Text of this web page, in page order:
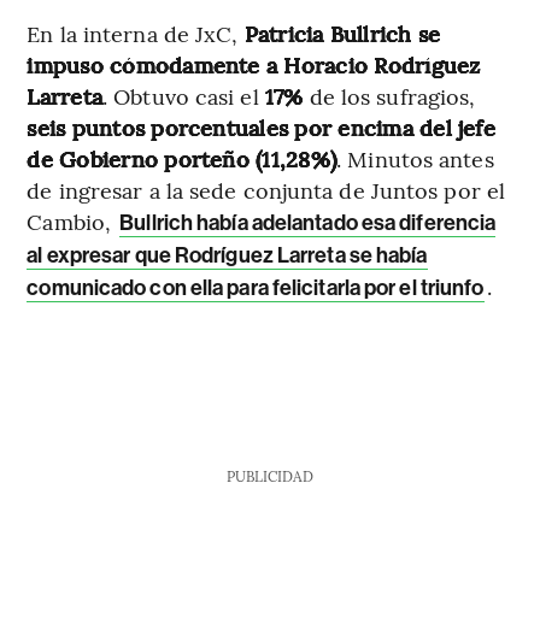
En la interna de JxC, Patricia Bullrich se
impuso cómodamente a Horacio Rodríguez
Larreta. Obtuvo casi el 17% de los sufragios,
seis puntos porcentuales por encima del jefe
de Gobierno porteño (11,28%). Minutos antes
de ingresar a la sede conjunta de Juntos por el
Cambio, Bullrich había adelantado esa diferencia
al expresar que Rodríguez Larreta se había
comunicado con ella para felicitarla por el triunfo.
PUBLICIDAD